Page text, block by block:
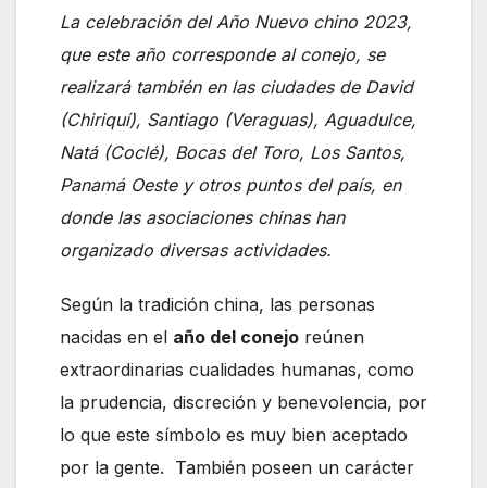
La celebración del Año Nuevo chino 2023,
que este año corresponde al conejo, se
realizará también en las ciudades de David
(Chiriquí), Santiago (Veraguas), Aguadulce,
Natá (Coclé), Bocas del Toro, Los Santos,
Panamá Oeste y otros puntos del país, en
donde las asociaciones chinas han
organizado diversas actividades.
Según la tradición china, las personas
nacidas en el año del conejo reúnen
extraordinarias cualidades humanas, como
la prudencia, discreción y benevolencia, por
lo que este símbolo es muy bien aceptado
por la gente. También poseen un carácter